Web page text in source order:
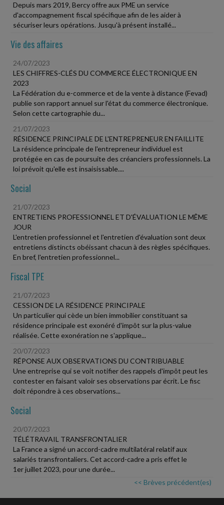
Depuis mars 2019, Bercy offre aux PME un service
d'accompagnement fiscal spécifique afin de les aider à
sécuriser leurs opérations. Jusqu'à présent installé...
Vie des affaires
24/07/2023
LES CHIFFRES-CLÉS DU COMMERCE ÉLECTRONIQUE EN
2023
La Fédération du e-commerce et de la vente à distance (Fevad)
publie son rapport annuel sur l'état du commerce électronique.
Selon cette cartographie du...
21/07/2023
RÉSIDENCE PRINCIPALE DE L'ENTREPRENEUR EN FAILLITE
La résidence principale de l'entrepreneur individuel est
protégée en cas de poursuite des créanciers professionnels. La
loi prévoit qu'elle est insaisissable....
Social
21/07/2023
ENTRETIENS PROFESSIONNEL ET D'ÉVALUATION LE MÊME
JOUR
L'entretien professionnel et l'entretien d'évaluation sont deux
entretiens distincts obéissant chacun à des règles spécifiques.
En bref, l'entretien professionnel...
Fiscal TPE
21/07/2023
CESSION DE LA RÉSIDENCE PRINCIPALE
Un particulier qui cède un bien immobilier constituant sa
résidence principale est exonéré d'impôt sur la plus-value
réalisée. Cette exonération ne s'applique...
20/07/2023
RÉPONSE AUX OBSERVATIONS DU CONTRIBUABLE
Une entreprise qui se voit notifier des rappels d'impôt peut les
contester en faisant valoir ses observations par écrit. Le fisc
doit répondre à ces observations...
Social
20/07/2023
TÉLÉTRAVAIL TRANSFRONTALIER
La France a signé un accord-cadre multilatéral relatif aux
salariés transfrontaliers. Cet accord-cadre a pris effet le
1er juillet 2023, pour une durée...
<< Brèves précédent(es)